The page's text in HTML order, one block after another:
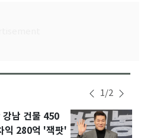
1/2
남 건물 450
익 280억 '잭팟'